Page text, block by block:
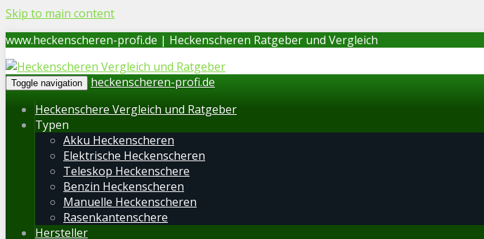
Skip to main content
www.heckenscheren-profi.de | Heckenscheren Ratgeber und Vergleich
Toggle navigation
heckenscheren-profi.de
Heckenschere Vergleich und Ratgeber
Typen
Akku Heckenscheren
Elektrische Heckenscheren
Teleskop Heckenschere
Benzin Heckenscheren
Manuelle Heckenscheren
Rasenkantenschere
Hersteller